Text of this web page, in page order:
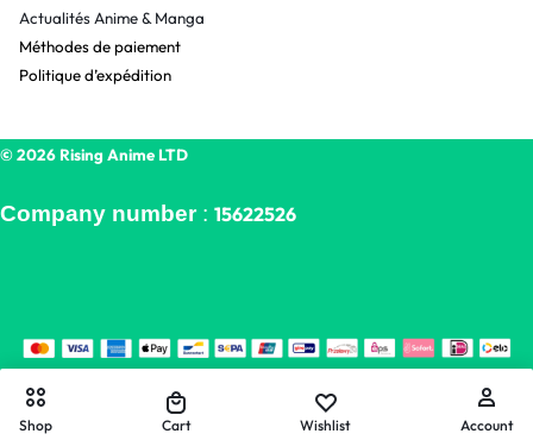
Actualités Anime & Manga
Méthodes de paiement
Politique d’expédition
© 2026 Rising Anime LTD
Company number: 15622526
Shop Cart Wishlist Account